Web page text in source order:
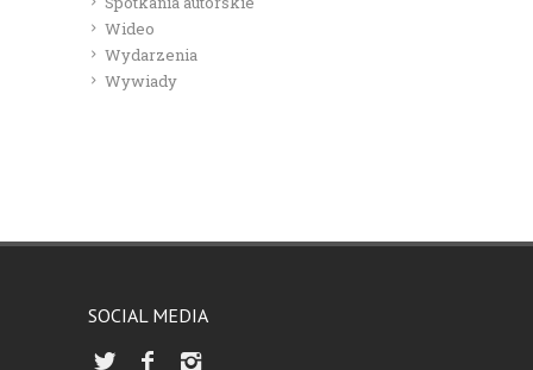
Wideo
Wydarzenia
Wywiady
SOCIAL MEDIA